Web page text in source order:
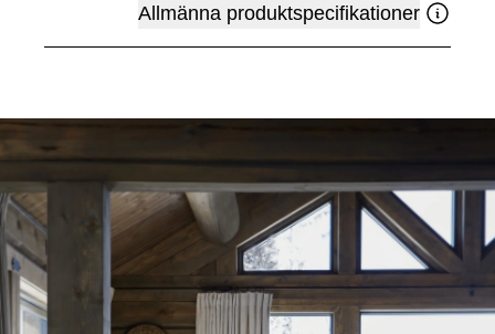
Allmänna produktspecifikationer